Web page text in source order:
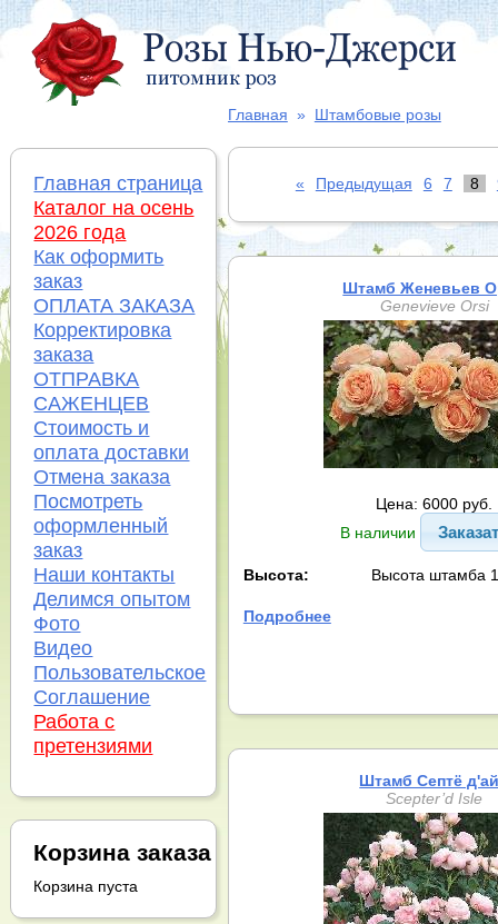
Главная » Штамбовые розы
« Предыдущая 6 7 8
Штамб Женевьев
Genevieve Orsi
Цена: 6000 руб.
В наличии
Высота: Высота штамба
Подробнее
Штамб Септё
Scepter’d Isle
Главная страница
Каталог на осень
2026 года
Как оформить
заказ
ОПЛАТА ЗАКАЗА
Корректировка
заказа
ОТПРАВКА
САЖЕНЦЕВ
Стоимость и
оплата доставки
Отмена заказа
Посмотреть
оформленный
заказ
Наши контакты
Делимся опытом
Фото
Видео
Пользовательское
Соглашение
Работа с
претензиями
Корзина заказа
Корзина пуста